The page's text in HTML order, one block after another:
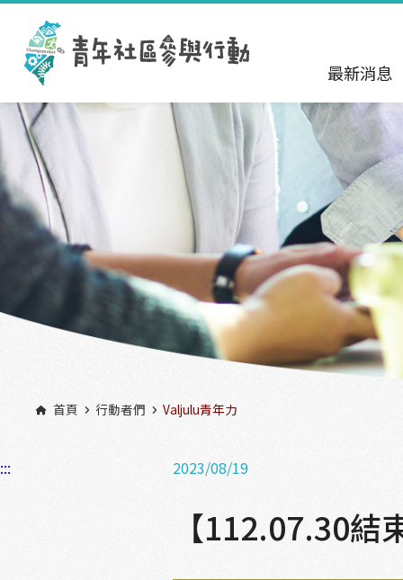
跳到主要內容區塊
最新消息
首頁 行動者們 Valjulu青年力
::: 2023/08/19
【112.07.30